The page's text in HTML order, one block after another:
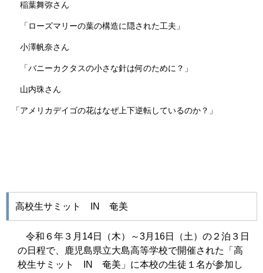
稲葉舞弥さん
「ローズマリーの葉の構造に隠された工夫」
小澤帆奈さん
「バニーカクタスの小さな針は何のために？」
山内珠さん
「アメリカデイゴの花はなぜ上下逆転しているのか？」
高校生サミット IN 奄美
令和６年３月 14日（木）～3月 16日（土）の２泊３日
の日程で、鹿児島県立大島高等学校で開催された「高
校生サミット
IN
奄美」に本校の生徒１名が参加し